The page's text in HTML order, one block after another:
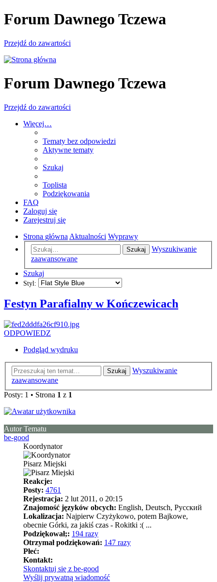
Forum Dawnego Tczewa
Przejdź do zawartości
Forum Dawnego Tczewa
Przejdź do zawartości
Więcej…
Tematy bez odpowiedzi
Aktywne tematy
Szukaj
Toplista
Podziękowania
FAQ
Zaloguj się
Zarejestruj się
Strona główna Aktualności Wyprawy
Szukaj
Wyszukiwanie
zaawansowane
Szukaj
Styl:
Festyn Parafialny w Kończewicach
ODPOWIEDZ
Podgląd wydruku
Szukaj
Wyszukiwanie
zaawansowane
Posty: 1 • Strona 1 z 1
Autor Tematu
be-good
Koordynator
Pisarz Miejski
Reakcje:
Posty: 4761
Rejestracja: 2 lut 2011, o 20:15
Znajomość języków obcych: English, Deutsch, Pусский
Lokalizacja: Najpierw Czyżykowo, potem Bajkowe,
obecnie Górki, za jakiś czas - Rokitki :( ...
Podziękował;: 194 razy
Otrzymał podziękowań: 147 razy
Płeć:
Kontakt:
Skontaktuj się z be-good
Wyślij prywatną wiadomość